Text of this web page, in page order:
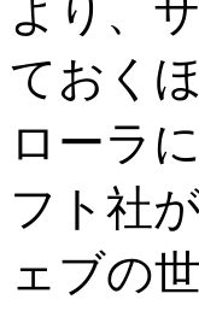
より、
ておく
ローラ
フト社
ェブの